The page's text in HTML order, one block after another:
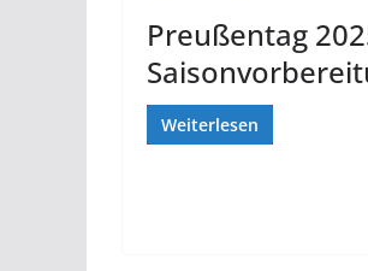
Preußentag
Weiterlesen